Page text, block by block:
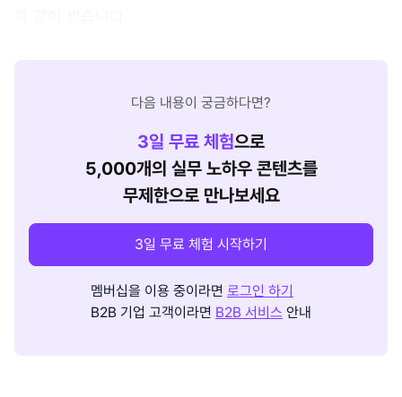
다음 내용이 궁금하다면?
3일 무료 체험으로
5,000개의 실무 노하우 콘텐츠를
무제한으로 만나보세요
3일 무료 체험 시작하기
멤버십을 이용 중이라면 로그인 하기
B2B 기업 고객이라면 B2B 서비스 안내